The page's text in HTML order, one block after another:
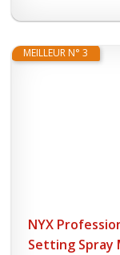
MEILLEUR N° 3
NYX
Setting Spray